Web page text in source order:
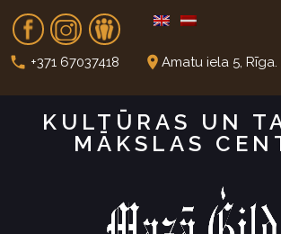
t
Fb In Dr
call +371 67037418 place Amatu iela 5, Rīga.
KULTŪRAS UN
MĀKSLAS